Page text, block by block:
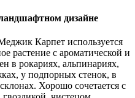
дизайне
Карпет используется
растение с ароматической и
в рокариях, альпинариях,
у подпорных стенок, в
Хорошо сочетается с